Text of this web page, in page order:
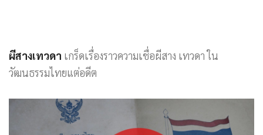
ผีสางเทวดา เกร็ดเรื่องราวความเชื่อผีสาง เทวดา ใน
วัฒนธรรมไทยแต่อดีต